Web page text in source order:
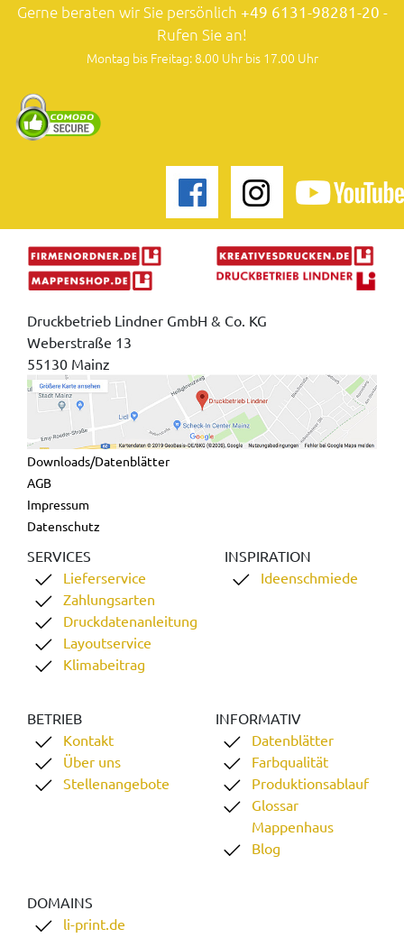
Gerne beraten wir Sie persönlich +49 6131-98281-20 -
Rufen Sie an!
Montag bis Freitag: 8.00 Uhr bis 17.00 Uhr
Druckbetrieb Lindner GmbH & Co. KG
Weberstraße 13
55130 Mainz
Downloads/Datenblätter
AGB
Impressum
Datenschutz
SERVICES
Lieferservice
Zahlungsarten
Druckdatenanleitung
Layoutservice
Klimabeitrag
INSPIRATION
Ideenschmiede
BETRIEB
Kontakt
Über uns
Stellenangebote
INFORMATIV
Datenblätter
Farbqualität
Produktionsablauf
Glossar
Mappenhaus
Blog
DOMAINS
li-print.de